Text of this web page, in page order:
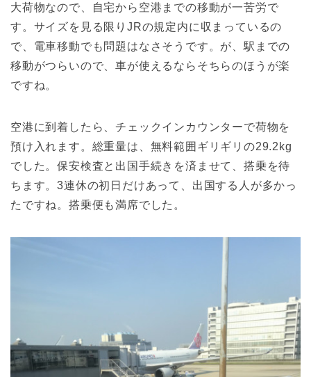
大荷物なので、自宅から空港までの移動が一苦労で
す。サイズを見る限りJRの規定内に収まっているの
で、電車移動でも問題はなさそうです。が、駅までの
移動がつらいので、車が使えるならそちらのほうが楽
ですね。
空港に到着したら、チェックインカウンターで荷物を
預け入れます。総重量は、無料範囲ギリギリの29.2kg
でした。保安検査と出国手続きを済ませて、搭乗を待
ちます。3連休の初日だけあって、出国する人が多かっ
たですね。搭乗便も満席でした。